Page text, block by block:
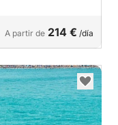
A partir de 214 € /día